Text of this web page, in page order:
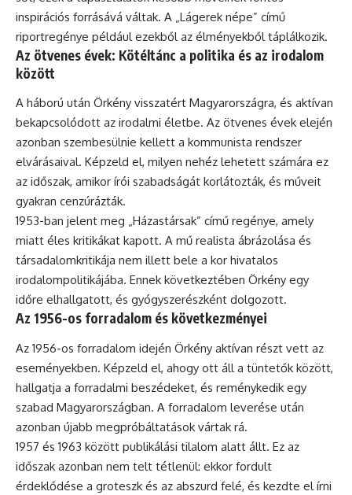
inspirációs forrásává váltak. A „Lágerek népe” című
riportregénye például ezekből az élményekből táplálkozik.
Az ötvenes évek: Kötéltánc a politika és az irodalom
között
A háború után Örkény visszatért Magyarországra, és aktívan
bekapcsolódott az irodalmi életbe. Az ötvenes évek elején
azonban szembesülnie kellett a kommunista rendszer
elvárásaival. Képzeld el, milyen nehéz lehetett számára ez
az időszak, amikor írói szabadságát korlátozták, és műveit
gyakran cenzúrázták.
1953-ban jelent meg „Házastársak” című regénye, amely
miatt éles kritikákat kapott. A mű realista ábrázolása és
társadalomkritikája nem illett bele a kor hivatalos
irodalompolitikájába. Ennek következtében Örkény egy
időre elhallgatott, és gyógyszerészként dolgozott.
Az 1956-os forradalom és következményei
Az 1956-os forradalom idején Örkény aktívan részt vett az
eseményekben. Képzeld el, ahogy ott áll a tüntetők között,
hallgatja a forradalmi beszédeket, és reménykedik egy
szabad Magyarországban. A forradalom leverése után
azonban újabb megpróbáltatások vártak rá.
1957 és 1963 között publikálási tilalom alatt állt. Ez az
időszak azonban nem telt tétlenül: ekkor fordult
érdeklődése a groteszk és az abszurd felé, és kezdte el írni